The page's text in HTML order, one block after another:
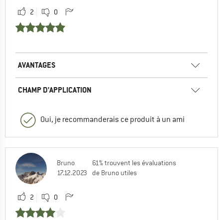
2 0
AVANTAGES
CHAMP D'APPLICATION
Oui, je recommanderais ce produit à un ami
Bruno
17.12.2023
61% trouvent les évaluations
de Bruno utiles
2 0